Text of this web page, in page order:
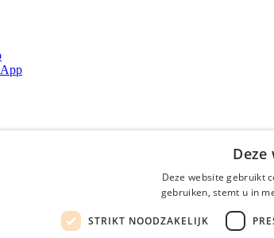
Deze website gebruikt
gebruiken, stemt u in
STRIKT NOODZAKELIJK